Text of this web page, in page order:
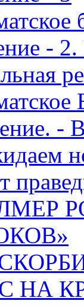
-
-
НА